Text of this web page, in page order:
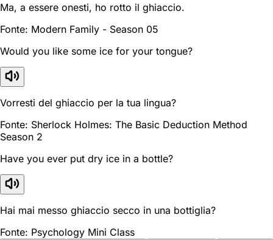
Ma, a essere onesti, ho rotto il ghiaccio.
Fonte: Modern Family - Season 05
Would you like some ice for your tongue?
Vorresti del ghiaccio per la tua lingua?
Fonte: Sherlock Holmes: The Basic Deduction Method
Season 2
Have you ever put dry ice in a bottle?
Hai mai messo ghiaccio secco in una bottiglia?
Fonte: Psychology Mini Class